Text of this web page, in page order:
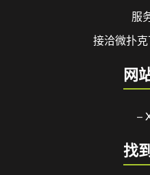
服
接洽微扑
网
–
找